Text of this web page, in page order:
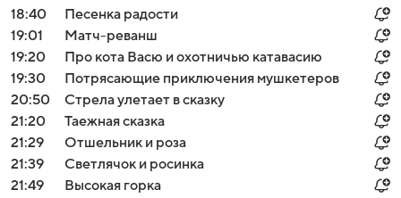
18:40
Песенка радости
19:01
Матч-реванш
19:20
Про кота Васю и охотничью катавасию
19:30
Потрясающие приключения мушкетеров
20:50
Стрела улетает в сказку
21:20
Таежная сказка
21:29
Отшельник и роза
21:39
Светлячок и росинка
21:49
Высокая горка